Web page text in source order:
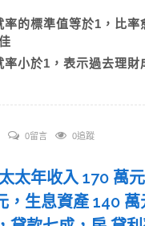
的標準值等於1，比率
佳
小於1，表示過去理財
0留言 0追蹤
太年收入 170 萬元
，生息資產 140